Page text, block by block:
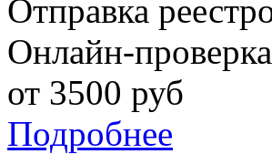
Отправка
Онлайн-
от 3500 руб
Подробнее